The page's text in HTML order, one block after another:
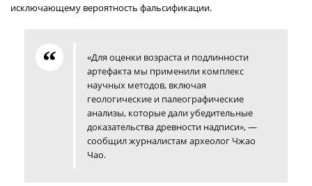
исключающему вероятность фальсификации.
«Для оценки возраста и подлинности
артефакта мы применили комплекс
научных методов, включая
геологические и палеографические
анализы, которые дали убедительные
доказательства древности надписи», —
сообщил журналистам археолог Чжао
Чао.